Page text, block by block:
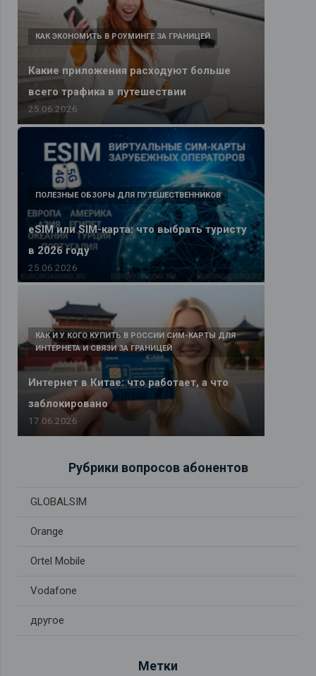
Какие приложения расходуют больше
всего трафика в путешествии
КАК ЭКОНОМИТЬ В РОУМИНГЕ ЗА ГРАНИЦЕЙ
25.06.2026
eSIM или SIM-карта: что выбрать туристу
в 2026 году
ПОЛЕЗНЫЕ ОБЗОРЫ ДЛЯ ПУТЕШЕСТВЕННИКОВ
25.06.2026
Интернет в Китае: что работает, а что
заблокировано
КАК И У КОГО КУПИТЬ В РОССИИ СИМ-КАРТЫ ДЛЯ
ИНТЕРНЕТА И СВЯЗИ ЗА ГРАНИЦЕЙ
17.06.2026
Рубрики вопросов абонентов
GLOBALSIM
Orange
Ortel Mobile
Vodafone
другое
Метки